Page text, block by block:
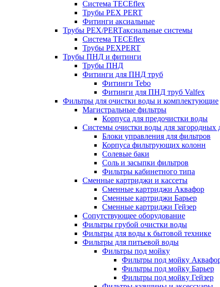
Система TECEflex
Трубы PEX PERT
Фитинги аксиальные
Трубы PEX/PERTаксиальные системы
Система TECEflex
Трубы PEXPERT
Трубы ПНД и фитинги
Трубы ПНД
Фитинги для ПНД труб
Фитинги Tebo
Фитинги для ПНД труб Valfex
Фильтры для очистки воды и комплектующие
Магистральные фильтры
Корпуса для предочистки воды
Системы очистки воды для загородных
Блоки управления для фильтров
Корпуса фильтрующих колонн
Солевые баки
Соль и засыпки фильтров
Фильтры кабинетного типа
Сменные картриджи и кассеты
Сменные картриджи Аквафор
Сменные картриджи Барьер
Сменные картриджи Гейзер
Сопутствующее оборудование
Фильтры грубой очистки воды
Фильтры для воды к бытовой технике
Фильтры для питьевой воды
Фильтры под мойку
Фильтры под мойку
Фильтры под мойку Барьер
Фильтры под мойку Гейзер